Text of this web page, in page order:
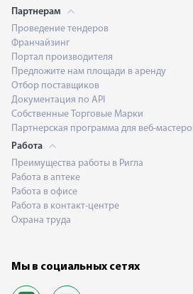
Партнерам
Проведение тендеров
Франчайзинг
Портал производителя
Предложите нам площади в аренду
Отбор поставщиков
Документация по API
Собственные Торговые Марки
Партнерская программа для веб-
Работа
Преимущества работы в Ригла
Работа в аптеке
Работа в офисе
Работа в контакт-центре
Охрана труда
Мы в социальных сетях